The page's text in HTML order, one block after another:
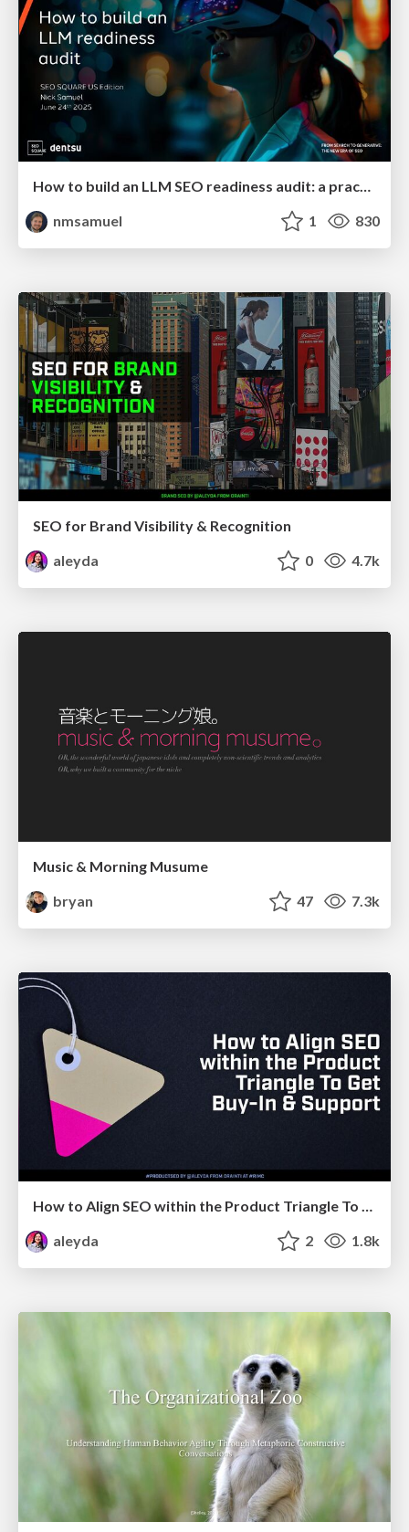
How to build an LLM SEO readiness audit: a practical framework
nmsamuel
1 830
SEO for Brand Visibility & Recognition
aleyda
0 4.7k
Music & Morning Musume
bryan
47 7.3k
How to Align SEO within the Product Triangle To Get Buy-In & Support - #RIMC
aleyda
2 1.8k